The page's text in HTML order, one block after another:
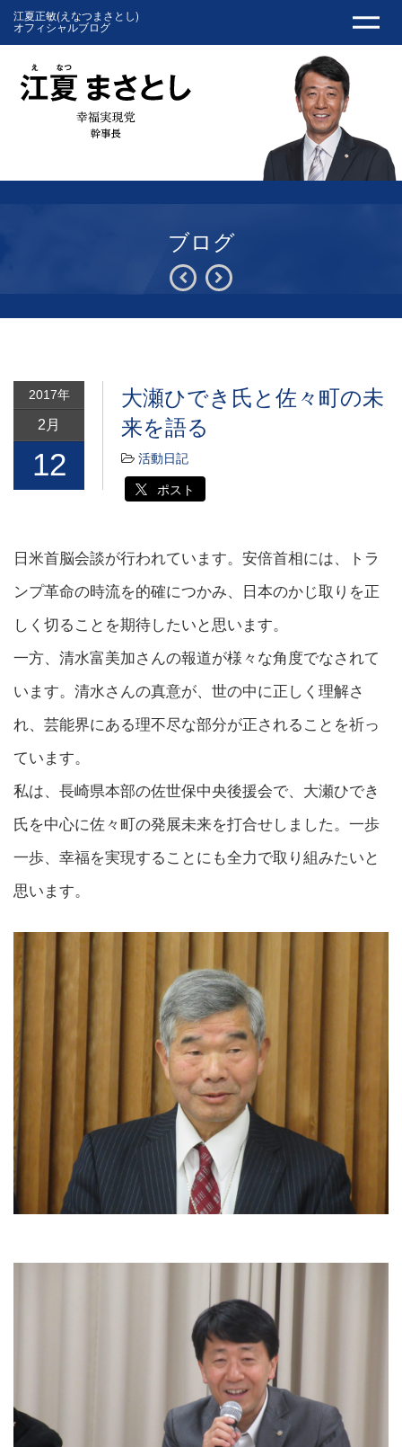
江夏正敏(えなつまさとし)
オフィシャルブログ
ブログ
2017年
2月
12
大瀬ひでき氏と佐々町の未
来を語る
活動日記
ポスト
日米首脳会談が行われています。安倍首相には、トラ
ンプ革命の時流を的確につかみ、日本のかじ取りを正
しく切ることを期待したいと思います。
一方、清水富美加さんの報道が様々な角度でなされて
います。清水さんの真意が、世の中に正しく理解さ
れ、芸能界にある理不尽な部分が正されることを祈っ
ています。
私は、長崎県本部の佐世保中央後援会で、大瀬ひでき
氏を中心に佐々町の発展未来を打合せしました。一歩
一歩、幸福を実現することにも全力で取り組みたいと
思います。